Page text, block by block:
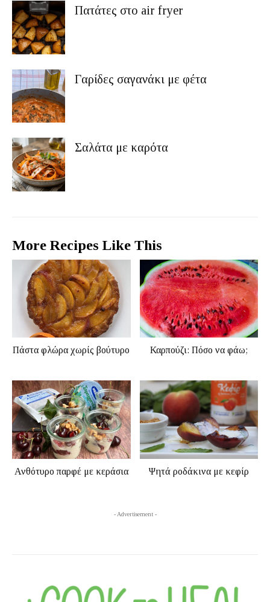
Πατάτες στο air fryer
Γαρίδες σαγανάκι με φέτα
Σαλάτα με καρότα
More Recipes Like This
Πάστα φλώρα χωρίς βούτυρο Καρπούζι: Πόσο να φάω;
Ανθότυρο παρφέ με κεράσια Ψητά ροδάκινα με κεφίρ
- Advertisement -